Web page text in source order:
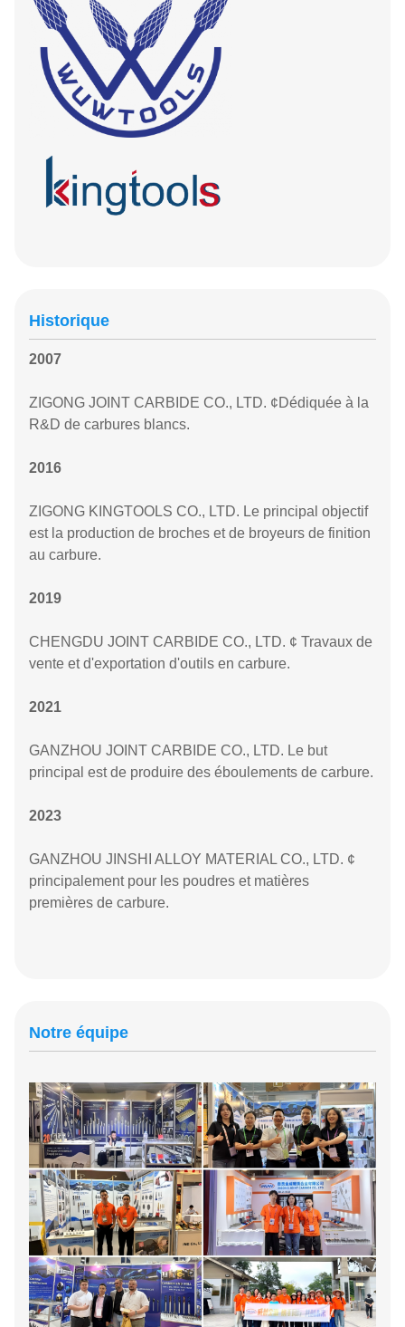
Historique
2007
ZIGONG JOINT CARBIDE CO., LTD. ¢Dédiquée à la
R&D de carbures blancs.
2016
ZIGONG KINGTOOLS CO., LTD. Le principal objectif
est la production de broches et de broyeurs de finition
au carbure.
2019
CHENGDU JOINT CARBIDE CO., LTD. ¢ Travaux de
vente et d'exportation d'outils en carbure.
2021
GANZHOU JOINT CARBIDE CO., LTD. Le but
principal est de produire des éboulements de carbure.
2023
GANZHOU JINSHI ALLOY MATERIAL CO., LTD. ¢
principalement pour les poudres et matières
premières de carbure.
Notre équipe